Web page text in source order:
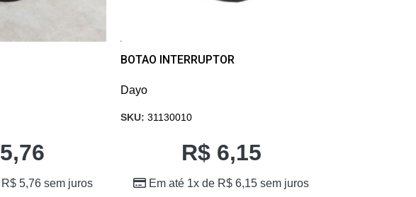
5,76
R$5,76sem juros
BOTAO INTERRUPTOR
Dayo
SKU: 31130010
R$6,15
Em até 1x de R$ 6,15 sem juros